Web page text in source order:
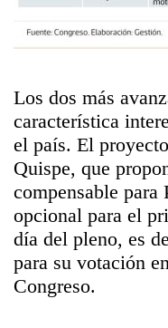
Los dos más
característica
el país. El
Quispe, que
compensable para
opcional para el
día del pleno, es
para su votación
Congreso.